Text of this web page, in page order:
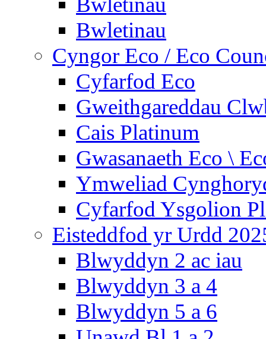
Bwletinau
Cyngor Eco / Eco
Cyfarfod Eco
Gweithgareddau
Cais Platinum
Gwasanaeth Eco \
Ymweliad
Cyfarfod Ysgolion
Eisteddfod yr Urdd
Blwyddyn 2 ac iau
Blwyddyn 3 a 4
Blwyddyn 5 a 6